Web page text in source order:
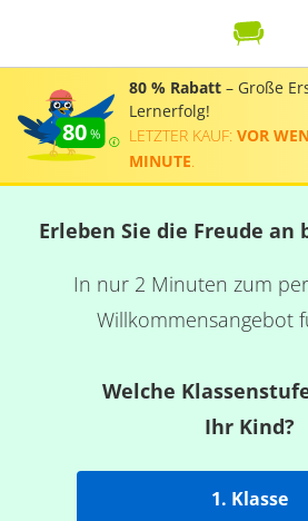
80
80 % Rabatt – Große
Lernerfolg!
LETZTER KAUF: VOR
MINUTE.
Erleben Sie die Freude an
In nur 2 Minuten zum
Willkommensangebot
Welche
Ihr Kind?
1. Klasse